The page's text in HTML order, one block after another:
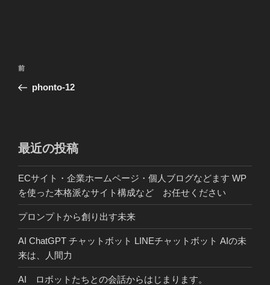
投
ナ
ー
シ
ョ
ン
前
の
前
phonto-12
最近の投稿
ECサイト・企業ホームページ・個人ブログなどます WP
を使った本格派なサイト構成など お任せください
プロンプトから創り出す未来
AI ChatGPT チャットボット LINEチャットボット AIの未
来は、人間力
AI ロボットたちとの会話からはじまります。